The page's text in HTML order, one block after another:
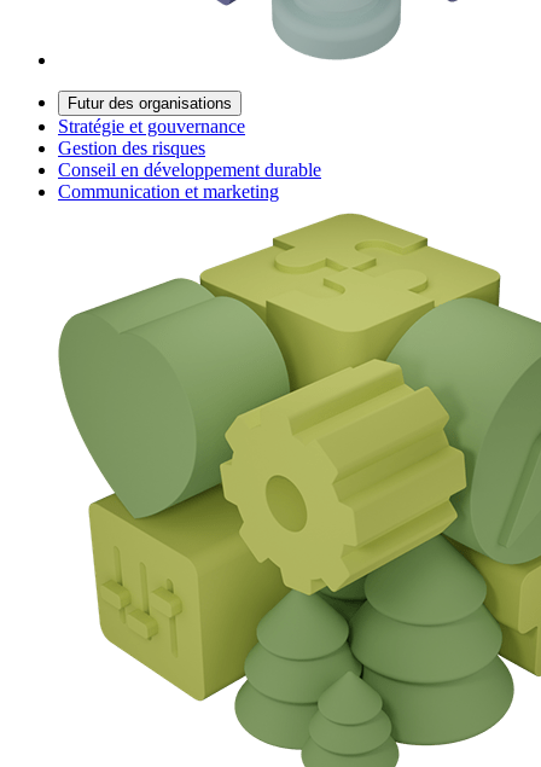
Futur des organisations
Stratégie et gouvernance
Gestion des risques
Conseil en développement durable
Communication et marketing